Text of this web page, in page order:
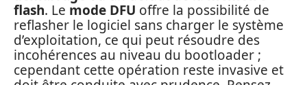
flash. Le mode DFU offre la possibilité de
reflasher le logiciel sans charger le système
d’exploitation, ce qui peut résoudre des
incohérences au niveau du bootloader ;
cependant cette opération reste invasive et